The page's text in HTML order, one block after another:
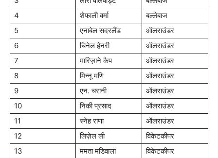
4
शेफाली वर्मा
बल्लेबाज
5
एनाबेल सदरलैंड
ऑलराउंडर
6
चिनेल हेनरी
ऑलराउंडर
7
मारिज़ाने कैप
ऑलराउंडर
8
मिन्नू मणि
ऑलराउंडर
9
एन. चरानी
ऑलराउंडर
10
निकी प्रसाद
ऑलराउंडर
11
स्नेह राणा
ऑलराउंडर
12
लिज़ेल ली
विकेटकीपर
13
ममता मडिवाला विकेटकीपर